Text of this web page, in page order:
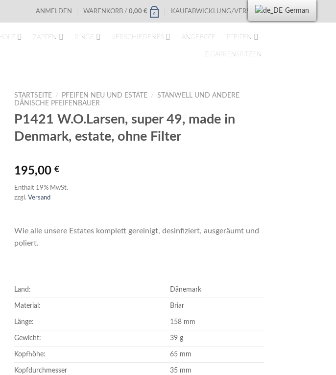
ANMELDEN WARENKORB / 0,00 € 0 KAUFABWICKLUNG/VERSAND
HOLZ ZAPFEN RINGE VERSCHIEDENES ANGEBOTE PFEIFEN
ZIGARRENSPITZEN
STARTSEITE / PFEIFEN NEU UND ESTATE / STANWELL UND ANDERE
DÄNISCHE PFEIFENBAUER
P1421 W.O.Larsen, super 49, made in
Denmark, estate, ohne Filter
195,00 €
Enthält 19% MwSt.
zzgl. Versand
Wie alle unsere Estates komplett gereinigt, desinfiziert, ausgeräumt und
poliert.
Land: Dänemark
Material: Briar
Länge: 158 mm
Gewicht: 39 g
Kopfhöhe: 65 mm
Kopfdurchmesser 35 mm
German